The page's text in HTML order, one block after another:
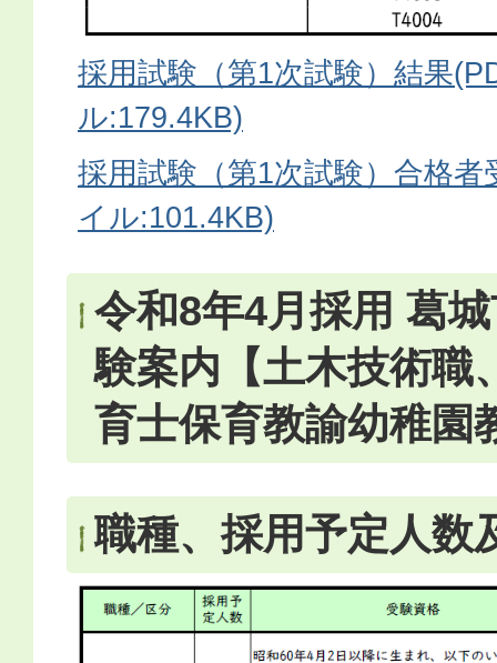
採用試験（第1次試験）結果
ル:179.4KB)
採用試験（第1次試験）合格
イル:101.4KB)
令和8年4月採用 葛
験案内【土木技術職
育士保育教諭幼稚園
職種、採用予定人数